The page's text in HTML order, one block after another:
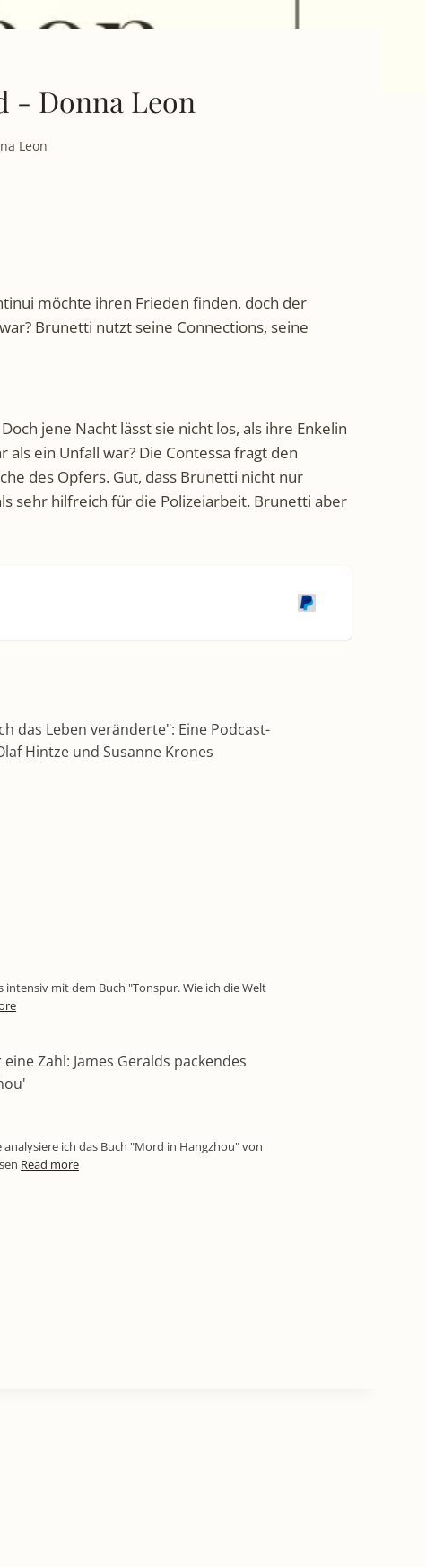
- Donna Leon
Leon
möchte ihren Frieden finden, doch der
Brunetti nutzt seine Connections, seine
jene Nacht lässt sie nicht los, als ihre Enkelin
ein Unfall war? Die Contessa fragt den
des Opfers. Gut, dass Brunetti nicht nur
sehr hilfreich für die Polizeiarbeit. Brunetti aber
das Leben veränderte": Eine Podcast-
Hintze und Susanne Krones
intensiv mit dem Buch "Tonspur. Wie ich die Welt
Zahl: James Geralds packendes
ich das Buch "Mord in Hangzhou" von
Read more